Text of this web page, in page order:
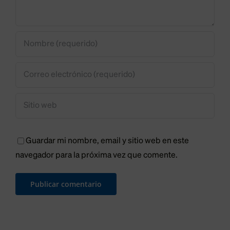
Guardar mi nombre, email y sitio web en este
navegador para la próxima vez que comente.